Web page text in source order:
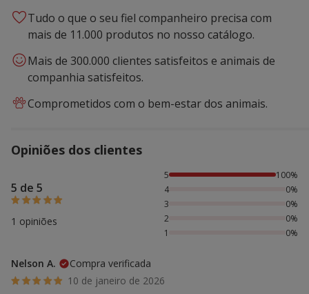
Tudo o que o seu fiel companheiro precisa com
mais de 11.000 produtos no nosso catálogo.
Mais de 300.000 clientes satisfeitos e animais de
companhia satisfeitos.
Comprometidos com o bem-estar dos animais.
Opiniões dos clientes
5 de 5
1 opiniões
100% das pessoas avaliaram com 5 estrelas,
5
100%
4
0%
3
0%
2
0%
1
0%
Nelson A.
Compra verificada
10 de janeiro de 2026